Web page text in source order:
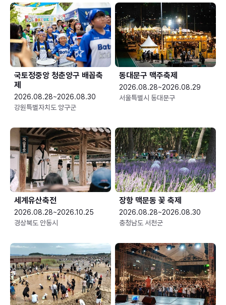
국토정중앙 청춘양구 배꼽축
제
2026.08.28~2026.08.30
강원특별자치도 양구군
동대문구 맥주축제
2026.08.28~2026.08.29
서울특별시 동대문구
세계유산축전
2026.08.28~2026.10.25
경상북도 안동시
장항 맥문동 꽃 축제
2026.08.28~2026.08.30
충청남도 서천군